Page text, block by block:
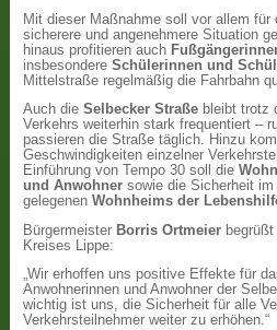
Mit dieser Maßnahme soll vor allem für
sicherere und angenehmere Situation
hinaus profitieren auch
insbesondereSchülerinnen und
Mittelstraße regelmäßig die Fahrbahn
Auch dieSelbecker Straße bleibt trotz
Verkehrs weiterhin stark frequentiert –
passieren die Straße täglich. Hinzu
Geschwindigkeiten einzelner
Einführung von Tempo 30 soll die
und Anwohner sowie die Sicherheit
gelegenenWohnheims der
Bürgermeister Borris Ortmeier
Kreises Lippe:
„Wir erhoffen uns positive Effekte für
Anwohnerinnen und Anwohner der
wichtig ist uns, die Sicherheit für alle
Verkehrsteilnehmer weiter zu erhöhen.“